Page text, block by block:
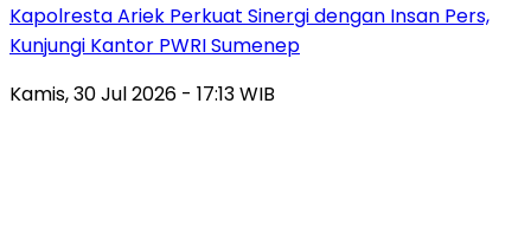
Kapolresta Ariek Perkuat Sinergi dengan Insan Pers,
Kunjungi Kantor PWRI Sumenep
Kamis, 30 Jul 2026 - 17:13 WIB